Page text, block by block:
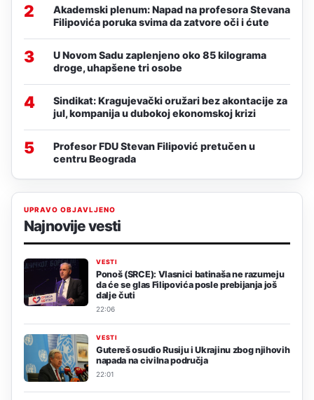
2
Akademski plenum: Napad na profesora Stevana
Filipovića poruka svima da zatvore oči i ćute
3
U Novom Sadu zaplenjeno oko 85 kilograma
droge, uhapšene tri osobe
4
Sindikat: Kragujevački oružari bez akontacije za
jul, kompanija u dubokoj ekonomskoj krizi
5
Profesor FDU Stevan Filipović pretučen u
centru Beograda
UPRAVO OBJAVLJENO
Najnovije vesti
VESTI
Ponoš (SRCE): Vlasnici batinaša ne razumeju
da će se glas Filipovića posle prebijanja još
dalje čuti
22:06
VESTI
Gutereš osudio Rusiju i Ukrajinu zbog njihovih
napada na civilna područja
22:01